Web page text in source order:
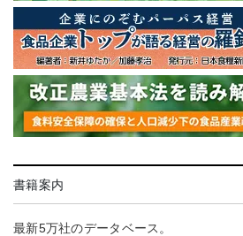
書籍案内
最新5万社のデータベース。